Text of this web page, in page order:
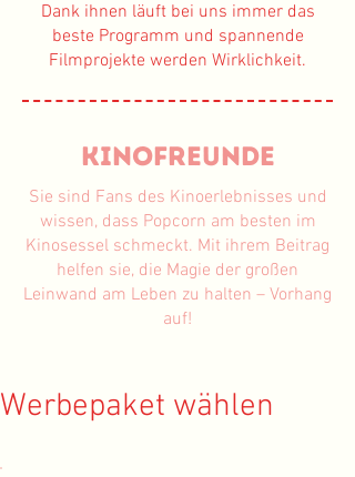
Dank ihnen läuft bei uns immer das
beste Programm und spannende
Filmprojekte werden Wirklichkeit.
Kinofreunde
Sie sind Fans des Kinoerlebnisses und
wissen, dass Popcorn am besten im
Kinosessel schmeckt. Mit ihrem Beitrag
helfen sie, die Magie der großen
Leinwand am Leben zu halten – Vorhang
auf!
Werbepaket wählen